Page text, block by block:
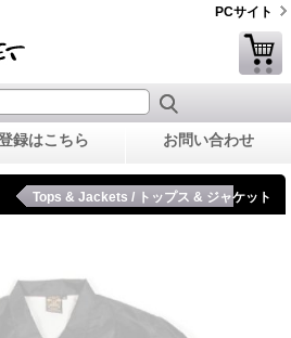
PCサイト
録はこちら お問い合わせ
Tops & Jackets / トップス & ジャケット